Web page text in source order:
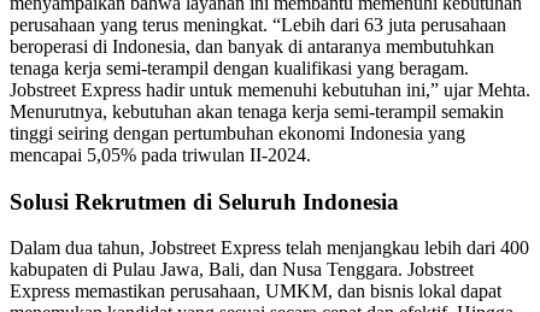
perusahaan yang terus meningkat. “Lebih dari 63 juta perusahaan
beroperasi di Indonesia, dan banyak di antaranya membutuhkan
tenaga kerja semi-terampil dengan kualifikasi yang beragam.
Jobstreet Express hadir untuk memenuhi kebutuhan ini,” ujar Mehta.
Menurutnya, kebutuhan akan tenaga kerja semi-terampil semakin
tinggi seiring dengan pertumbuhan ekonomi Indonesia yang
mencapai 5,05% pada triwulan II-2024.
Solusi Rekrutmen di Seluruh Indonesia
Dalam dua tahun, Jobstreet Express telah menjangkau lebih dari 400
kabupaten di Pulau Jawa, Bali, dan Nusa Tenggara. Jobstreet
Express memastikan perusahaan, UMKM, dan bisnis lokal dapat